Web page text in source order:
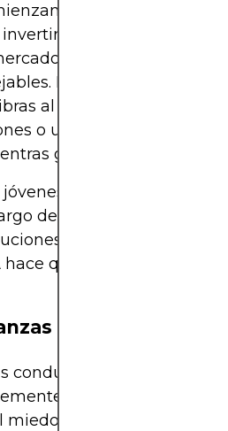
a menudo no
El DCA les permite
de inmediato con
Por ejemplo, un
al mes a través de una
o un plan de
gana experiencia y
se benefician del
del tiempo. Comenzar
puede tener un
que este enfoque sea
Conductuales
conductuales han
influenciados por
y el